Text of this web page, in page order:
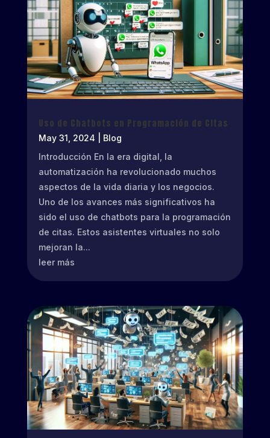
Uso de Chatbots en Programación de Citas
May 31, 2024
Blog
Introducción En la era digital, la
automatización ha revolucionado muchos
aspectos de la vida diaria y los negocios.
Uno de los avances más significativos ha
sido el uso de chatbots para la programación
de citas. Estos asistentes virtuales no solo
mejoran la...
leer más